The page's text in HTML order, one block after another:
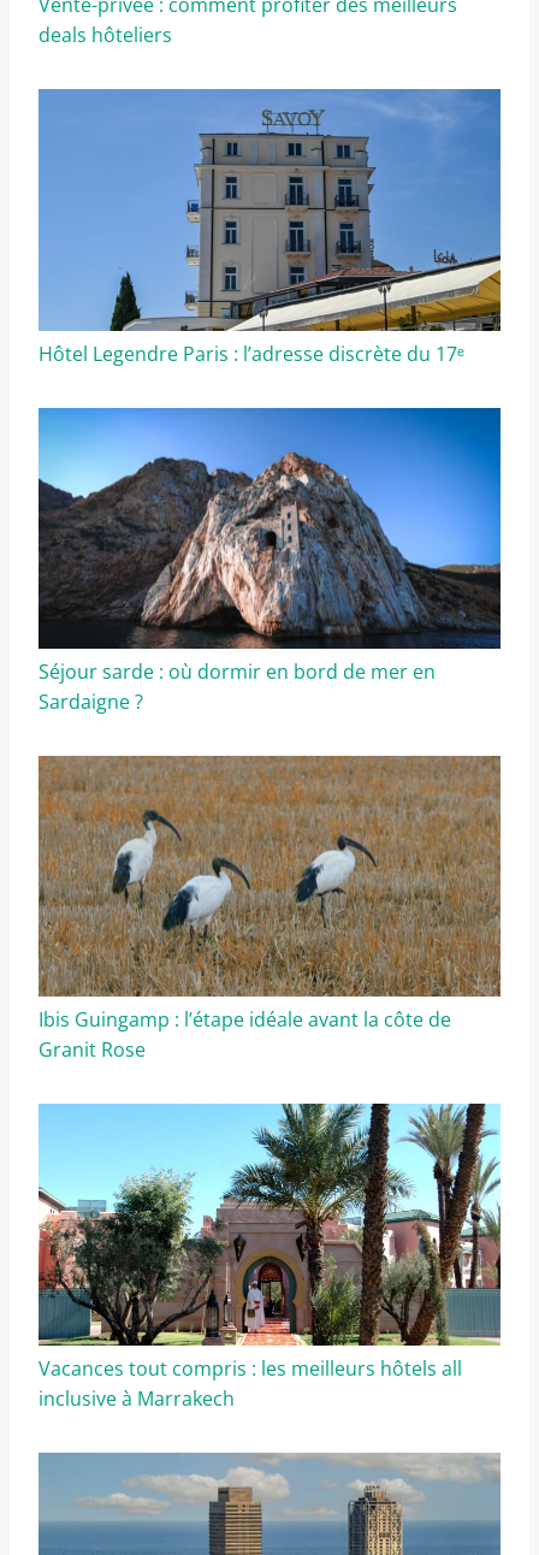
deals hôteliers
Hôtel Legendre Paris : l’adresse discrète du 17ᵉ
Séjour sarde : où dormir en bord de mer en
Sardaigne ?
Ibis Guingamp : l’étape idéale avant la côte de
Granit Rose
Vacances tout compris : les meilleurs hôtels all
inclusive à Marrakech